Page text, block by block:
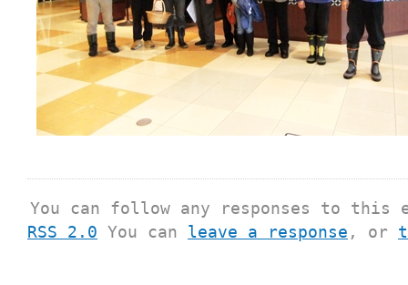
You can follow any responses to this
RSS 2.0 You can leave a response , or